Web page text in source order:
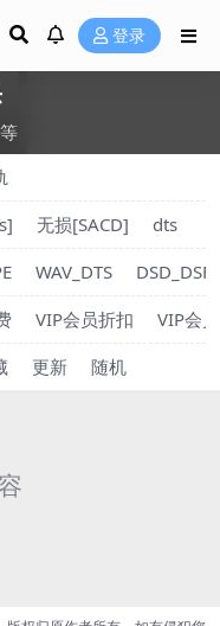
登录
无损[SACD]
dts
WAV_DTS
VIP会员折扣
VIP会
更新 随机